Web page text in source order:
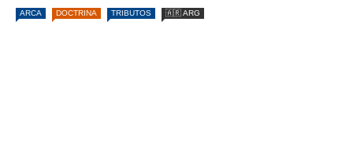
ARCA DOCTRINA TRIBUTOS 🇦🇷 ARG